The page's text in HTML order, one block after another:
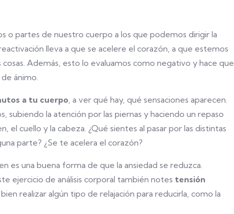
o partes de nuestro cuerpo a los que podemos dirigir la
lleva a que se acelere el corazón, a que estemos
Además, esto lo evaluamos como negativo y hace que
ánimo.
a tu cuerpo , a ver qué hay, qué sensaciones aparecen.
subiendo la atención por las piernas y haciendo un repaso
cuello y la cabeza. ¿Qué sientes al pasar por las distintas
parte? ¿Se te acelera el corazón?
es una buena forma de que la ansiedad se reduzca.
ejercicio de análisis corporal también notes tensión
realizar algún tipo de relajación para reducirla, como la